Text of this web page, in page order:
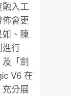
入工
會更
、陳
行
及「劍
V6 在
分展